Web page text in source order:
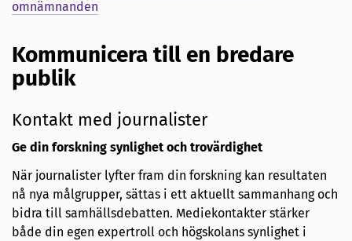
omnämnanden
Kommunicera till en bredare
publik
Kontakt med journalister
Ge din forskning synlighet och trovärdighet
När journalister lyfter fram din forskning kan resultaten
nå nya målgrupper, sättas i ett aktuellt sammanhang och
bidra till samhällsdebatten. Mediekontakter stärker
både din egen expertroll och högskolans synlighet i